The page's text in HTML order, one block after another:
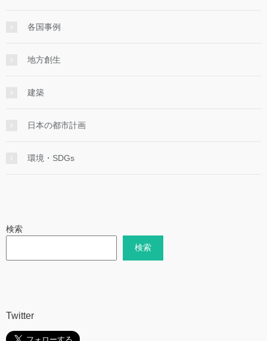
各国事例
地方創生
建築
日本の都市計画
環境・SDGs
検索
検索
Twitter